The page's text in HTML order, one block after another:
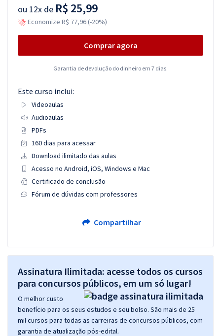
ou 12x de R$ 25,99
Economize R$ 77,96 (-20%)
Comprar agora
Garantia de devolução do dinheiro em 7 dias.
Este curso inclui:
Videoaulas
Audioaulas
PDFs
160 dias para acessar
Download ilimitado das aulas
Acesso no Android, iOS, Windows e Mac
Certificado de conclusão
Fórum de dúvidas com professores
Compartilhar
Assinatura Ilimitada: acesse todos os cursos
para concursos públicos, em um só lugar!
O melhor custo
benefício para os seus estudos e seu bolso. São mais de 25
mil cursos para todas as carreiras de concursos públicos, com
garantia de atualização pós-edital.